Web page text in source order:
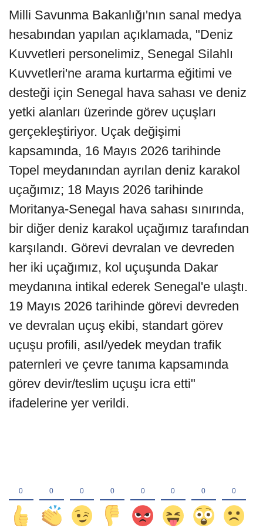
Milli Savunma Bakanlığı'nın sanal medya
hesabından yapılan açıklamada, "Deniz
Kuvvetleri personelimiz, Senegal Silahlı
Kuvvetleri'ne arama kurtarma eğitimi ve
desteği için Senegal hava sahası ve deniz
yetki alanları üzerinde görev uçuşları
gerçekleştiriyor. Uçak değişimi
kapsamında, 16 Mayıs 2026 tarihinde
Topel meydanından ayrılan deniz karakol
uçağımız; 18 Mayıs 2026 tarihinde
Moritanya-Senegal hava sahası sınırında,
bir diğer deniz karakol uçağımız tarafından
karşılandı. Görevi devralan ve devreden
her iki uçağımız, kol uçuşunda Dakar
meydanına intikal ederek Senegal'e ulaştı.
19 Mayıs 2026 tarihinde görevi devreden
ve devralan uçuş ekibi, standart görev
uçuşu profili, asıl/yedek meydan trafik
paternleri ve çevre tanıma kapsamında
görev devir/teslim uçuşu icra etti"
ifadelerine yer verildi.